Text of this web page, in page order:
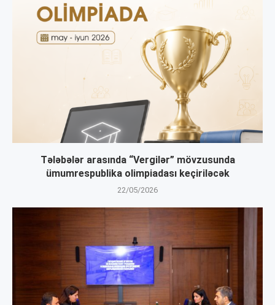
Tələbələr arasında “Vergilər” mövzusunda
ümumrespublika olimpiadası keçiriləcək
22/05/2026